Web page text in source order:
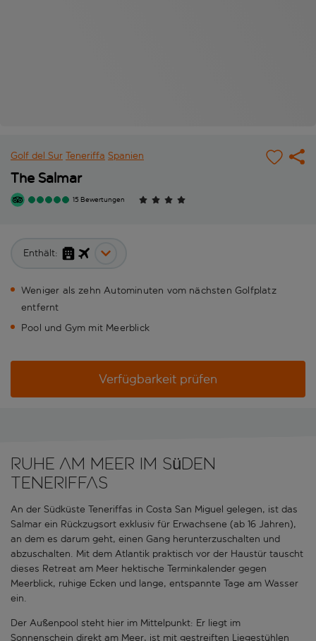
Golf del Sur Teneriffa Spanien
The Salmar
15 Bewertungen
Enthält:
Weniger als zehn Autominuten vom nächsten Golfplatz
entfernt
Pool und Gym mit Meerblick
Verfügbarkeit prüfen
Ruhe am Meer im Süden
Teneriffas
An der Südküste Teneriffas in Costa San Miguel gelegen, ist das
Salmar ein Rückzugsort exklusiv für Erwachsene (ab 16 Jahren),
an dem es darum geht, einen Gang herunterzuschalten und
abzuschalten. Mit dem Atlantik praktisch vor der Haustür tauscht
dieses Retreat am Meer hektische Terminkalender gegen
Meerblick, ruhige Ecken und lange, entspannte Tage am Wasser
ein.
Der Außenpool steht hier im Mittelpunkt: Er liegt im
Sonnenschein direkt am Meer, ist mit gestreiften Liegestühlen